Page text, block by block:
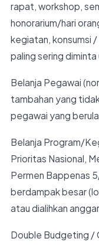
rapat, workshop,
honorarium/hari
kegiatan, konsumsi
paling sering
Belanja Pegawai
tambahan yang
pegawai yang
Belanja Program/
Prioritas Nasional,
Permen Bappenas
berdampak besar
atau dialihkan
Double Budgeting /